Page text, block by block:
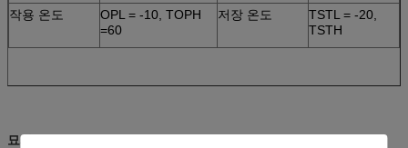
작용 온도
OPL = -10, TOPH
=60
저장 온도
TSTL = -20,
TSTH
묘사